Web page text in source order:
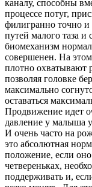
каналу, способны
процессе потуг,
филигранно точно и
путей малого таза
биомеханизм
совершенен. На
плотно охватывают
позволяя головке
максимально
оставаться
Продвижение идет
давление у малыша
И очень часто на
это абсолютная
положение, если
четвереньках,
поддерживать и,